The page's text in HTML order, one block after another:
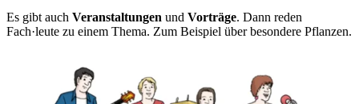
Es gibt auch Veranstaltungen und Vorträge. Dann reden
Fach·leute zu einem Thema. Zum Beispiel über besondere Pflanzen.